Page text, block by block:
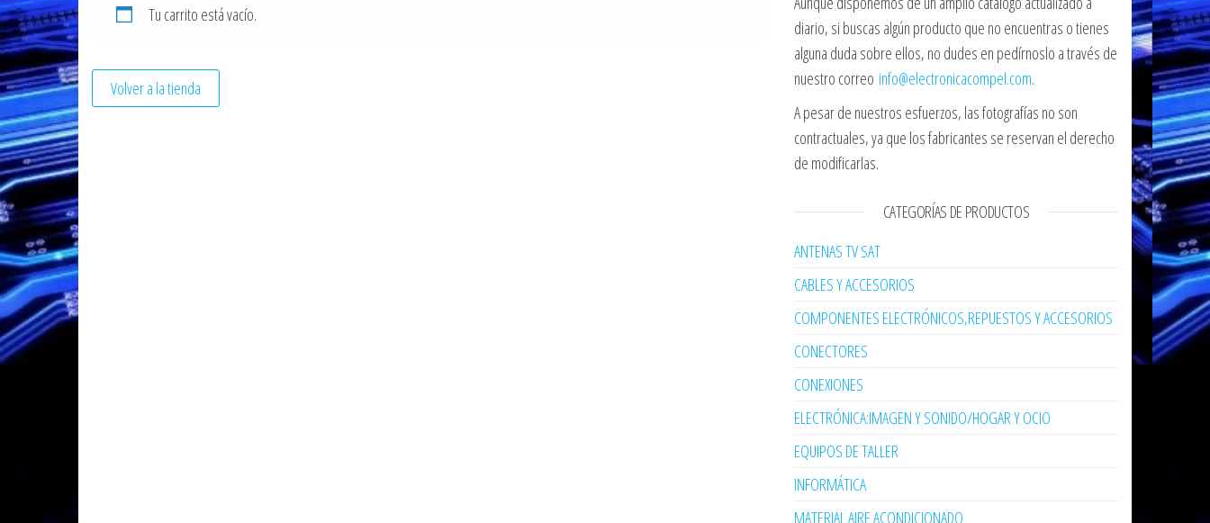
Tu carrito está vacío.
Volver a la tienda
diario, si buscas algún producto que no encuentras o tienes
alguna duda sobre ellos, no dudes en pedírnoslo a través de
nuestro correo info@electronicacompel.com.
A pesar de nuestros esfuerzos, las fotografías no son
contractuales, ya que los fabricantes se reservan el derecho
de modificarlas.
CATEGORÍAS DE PRODUCTOS
ANTENAS TV SAT
CABLES Y ACCESORIOS
COMPONENTES ELECTRÓNICOS,REPUESTOS Y ACCESORIOS
CONECTORES
CONEXIONES
ELECTRÓNICA:IMAGEN Y SONIDO/HOGAR Y OCIO
EQUIPOS DE TALLER
INFORMÁTICA
MATERIAL AIRE ACONDICIONADO